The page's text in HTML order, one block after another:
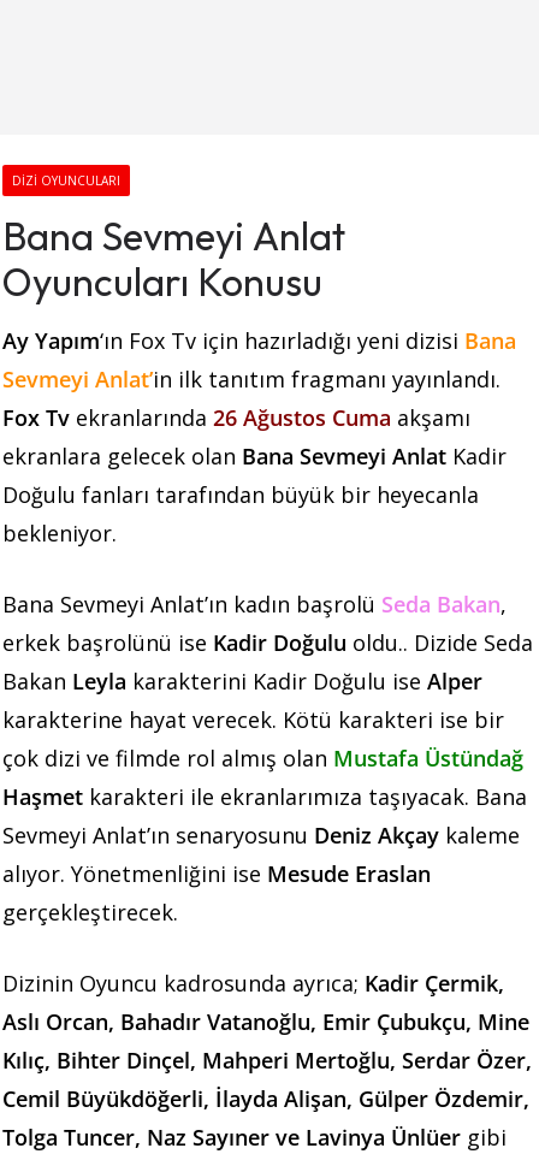
DIZI OYUNCULARI
Bana Sevmeyi Anlat
Oyuncuları Konusu
Ay Yapım‘ın Fox Tv için hazırladığı yeni dizisi Bana
Sevmeyi Anlat’in ilk tanıtım fragmanı yayınlandı.
Fox Tv ekranlarında 26 Ağustos Cuma akşamı
ekranlara gelecek olan Bana Sevmeyi Anlat Kadir
Doğulu fanları tarafından büyük bir heyecanla
bekleniyor.
Bana Sevmeyi Anlat’ın kadın başrolü Seda Bakan,
erkek başrolünü ise Kadir Doğulu oldu.. Dizide Seda
Bakan Leyla karakterini Kadir Doğulu ise Alper
karakterine hayat verecek. Kötü karakteri ise bir
çok dizi ve filmde rol almış olan Mustafa Üstündağ
Haşmet karakteri ile ekranlarımıza taşıyacak. Bana
Sevmeyi Anlat’ın senaryosunu Deniz Akçay kaleme
alıyor. Yönetmenliğini ise Mesude Eraslan
gerçekleştirecek.
Dizinin Oyuncu kadrosunda ayrıca; Kadir Çermik,
Aslı Orcan, Bahadır Vatanoğlu, Emir Çubukçu, Mine
Kılıç, Bihter Dinçel, Mahperi Mertoğlu, Serdar Özer,
Cemil Büyükdöğerli, İlayda Alişan, Gülper Özdemir,
Tolga Tuncer, Naz Sayıner ve Lavinya Ünlüer gibi